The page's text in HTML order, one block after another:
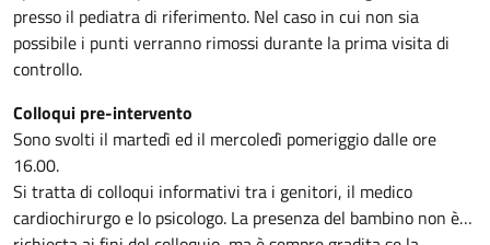
presso il pediatra di riferimento. Nel caso in cui non sia
possibile i punti verranno rimossi durante la prima visita di
controllo.
Colloqui pre-intervento
Sono svolti il martedì ed il mercoledì pomeriggio dalle ore
16.00.
Si tratta di colloqui informativi tra i genitori, il medico
cardiochirurgo e lo psicologo. La presenza del bambino non è